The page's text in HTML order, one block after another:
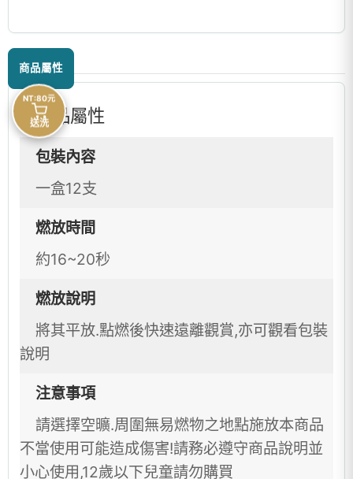
商品屬性
商品屬性
包裝內容
一盒12支
燃放時間
約16~20秒
燃放說明
將其平放.點燃後快速遠離觀賞,亦可觀看包裝
說明
注意事項
請選擇空曠.周圍無易燃物之地點施放本商品
不當使用可能造成傷害!請務必遵守商品說明並
小心使用,12歲以下兒童請勿購買
NT:80元
送洗